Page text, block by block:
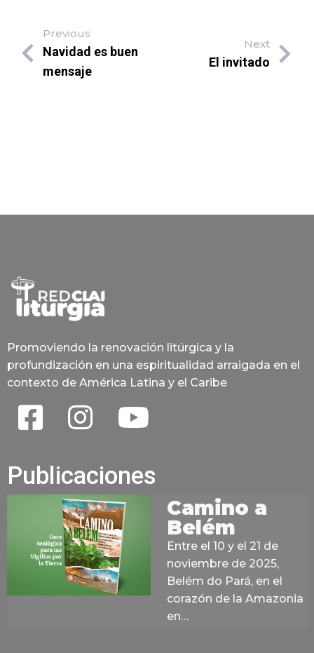
Previous
Navidad es buen
mensaje
Next
El invitado
Promoviendo la renovación litúrgica y la
profundización en una espiritualidad arraigada en el
contexto de América Latina y el Caribe
Publicaciones
Camino a
Belém
Entre el 10 y el 21 de
noviembre de 2025,
Belém do Pará, en el
corazón de la Amazonia
en…